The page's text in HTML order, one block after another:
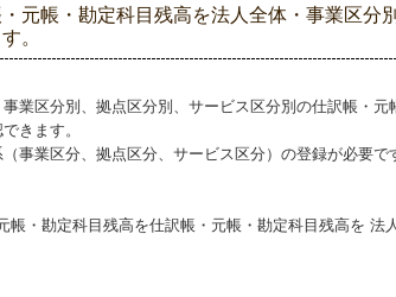
元帳・勘定科目残高を法人全体・事業区分
。
業区分別、拠点区分別、サービス区分別の仕訳帳・
きます。
事業区分、拠点区分、サービス区分）の登録が必要で